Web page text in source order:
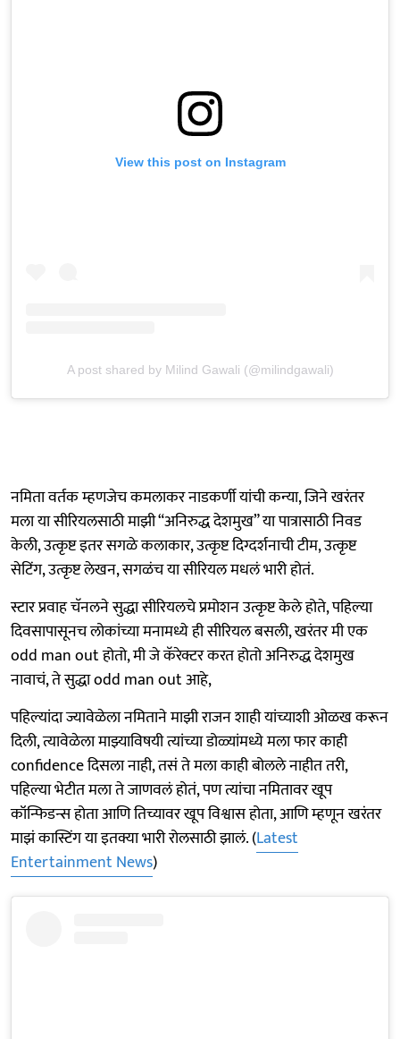
View this post on Instagram
A post shared by Milind Gawali (@milindgawali)
नमिता वर्तक म्हणजेच कमलाकर नाडकर्णी यांची कन्या, जिने खरंतर
मला या सीरियलसाठी माझी “अनिरुद्ध देशमुख” या पात्रासाठी निवड
केली, उत्कृष्ट इतर सगळे कलाकार, उत्कृष्ट दिग्दर्शनाची टीम, उत्कृष्ट
सेटिंग, उत्कृष्ट लेखन, सगळंच या सीरियल मधलं भारी होतं.
स्टार प्रवाह चॅनलने सुद्धा सीरियलचे प्रमोशन उत्कृष्ट केले होते, पहिल्या
दिवसापासूनच लोकांच्या मनामध्ये ही सीरियल बसली, खरंतर मी एक
odd man out होतो, मी जे कॅरेक्टर करत होतो अनिरुद्ध देशमुख
नावाचं, ते सुद्धा odd man out आहे,
पहिल्यांदा ज्यावेळेला नमिताने माझी राजन शाही यांच्याशी ओळख करून
दिली, त्यावेळेला माझ्याविषयी त्यांच्या डोळ्यांमध्ये मला फार काही
confidence दिसला नाही, तसं ते मला काही बोलले नाहीत तरी,
पहिल्या भेटीत मला ते जाणवलं होतं, पण त्यांचा नमितावर खूप
कॉन्फिडन्स होता आणि तिच्यावर खूप विश्वास होता, आणि म्हणून खरंतर
माझं कास्टिंग या इतक्या भारी रोलसाठी झालं. (Latest
Entertainment News)